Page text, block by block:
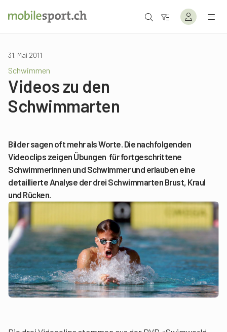
31. Mai 2011
Schwimmen
Videos zu den
Schwimmarten
Bilder sagen oft mehr als Worte. Die nachfolgenden
Videoclips zeigen Übungen für fortgeschrittene
Schwimmerinnen und Schwimmer und erlauben eine
detaillierte Analyse der drei Schwimmarten Brust, Kraul
und Rücken.